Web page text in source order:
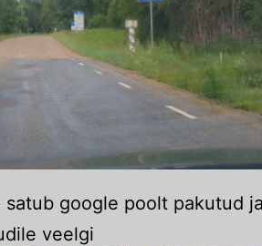
google poolt pakutud
veelgi